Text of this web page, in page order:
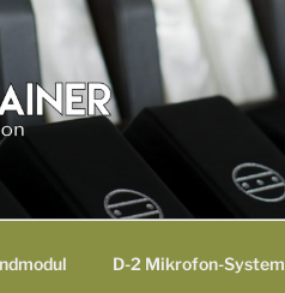
D-2 Mikrofon-System